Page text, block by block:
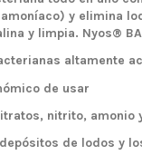
y elimina
y limpia. Nyos®
altamente
de usar
nitrito, amonio
de lodos y